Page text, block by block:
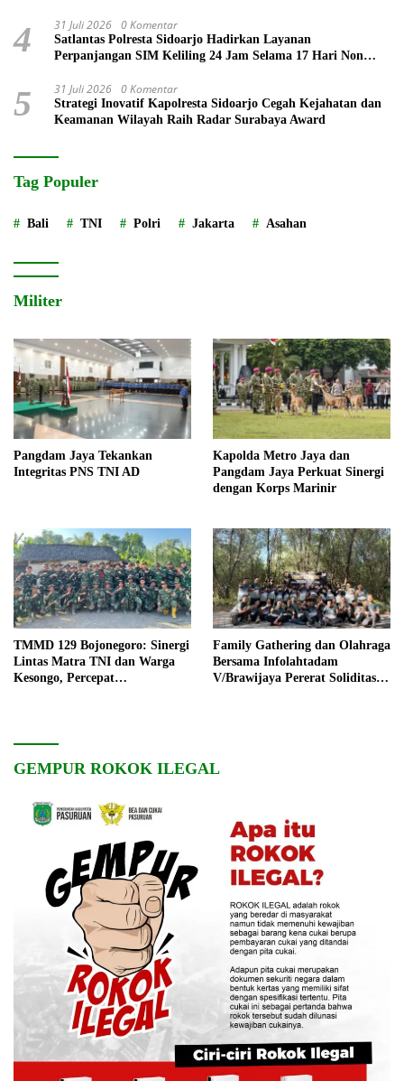
4 31 Juli 2026 0 Komentar
Satlantas Polresta Sidoarjo Hadirkan Layanan
Perpanjangan SIM Keliling 24 Jam Selama 17 Hari Non
5 31 Juli 2026 0 Komentar
Strategi Inovatif Kapolresta Sidoarjo Cegah Kejahatan dan
Keamanan Wilayah Raih Radar Surabaya Award
Tag Populer
Bali TNI Polri Jakarta Asahan
Militer
Pangdam Jaya Tekankan
Integritas PNS TNI AD
Kapolda Metro Jaya dan
Pangdam Jaya Perkuat Sinergi
dengan Korps Marinir
TMMD 129 Bojonegoro: Sinergi
Lintas Matra TNI dan Warga
Kesongo, Percepat
Family Gathering dan Olahraga
Bersama Infolahtadam
V/Brawijaya Pererat Soliditas
GEMPUR ROKOK ILEGAL